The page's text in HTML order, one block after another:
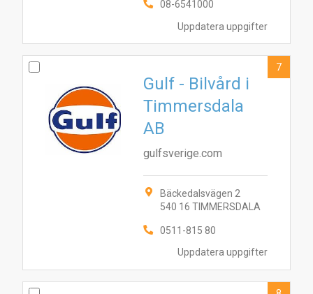
Uppdatera uppgifter
08-6541000
Uppdatera uppgifter
Gulf - Bilvård i
Timmersdala
AB
gulfsverige.com
Bäckedalsvägen 2
540 16 TIMMERSDALA
0511-815 80
7